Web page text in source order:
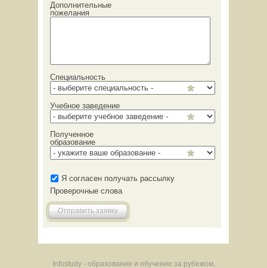
Дополнительные
пожелания
Специальность
Учебное заведение
Полученное
образование
Я согласен получать рассылку
Проверочные слова
Отправить заявку
Infostudy - образование и обучение за рубежом,